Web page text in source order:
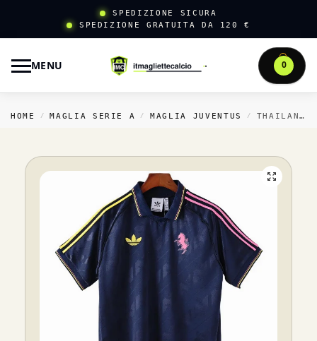
SPEDIZIONE SICURA
SPEDIZIONE GRATUITA DA 120 €
MENU 0
HOME / MAGLIA SERIE A / MAGLIA JUVENTUS / THAILANDIA SPECIALE MAGLIA JUVENTUS RETRO 2025 2026 BLU